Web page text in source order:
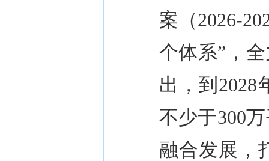
案（2026-
个体系” ，
出，到 2028
不少于300
融合发展，